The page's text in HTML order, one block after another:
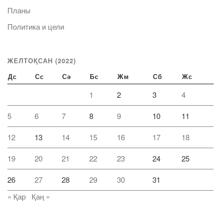
Планы
Политика и цели
ЖЕЛТОҚСАН (2022)
Дс Сс Сә Бс Жм Сб Жс
1 2 3 4
5 6 7 8 9 10 11
12 13 14 15 16 17 18
19 20 21 22 23 24 25
26 27 28 29 30
31
« Қар
Қаң »